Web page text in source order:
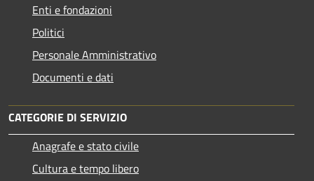
Enti e fondazioni
Politici
Personale Amministrativo
Documenti e dati
CATEGORIE DI SERVIZIO
Anagrafe e stato civile
Cultura e tempo libero